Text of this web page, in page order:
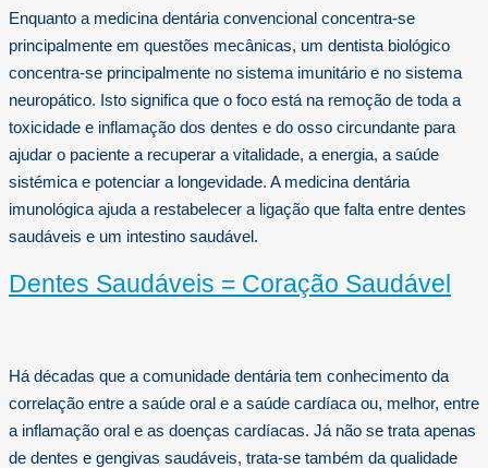
Enquanto a medicina dentária convencional concentra-se
principalmente em questões mecânicas, um dentista biológico
concentra-se principalmente no sistema imunitário e no sistema
neuropático. Isto significa que o foco está na remoção de toda a
toxicidade e inflamação dos dentes e do osso circundante para
ajudar o paciente a recuperar a vitalidade, a energia, a saúde
sistémica e potenciar a longevidade. A medicina dentária
imunológica ajuda a restabelecer a ligação que falta entre dentes
saudáveis e um intestino saudável.
Dentes Saudáveis = Coração Saudável
Há décadas que a comunidade dentária tem conhecimento da
correlação entre a saúde oral e a saúde cardíaca ou, melhor, entre
a inflamação oral e as doenças cardíacas. Já não se trata apenas
de dentes e gengivas saudáveis, trata-se também da qualidade